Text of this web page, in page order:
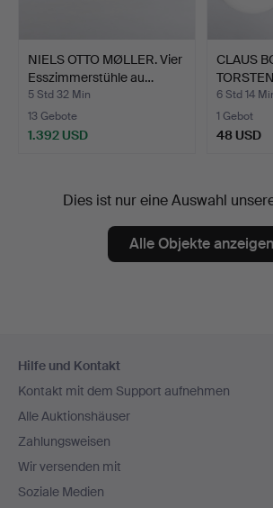
NIELS OTTO MØLLER. Vier
Esszimmerstühle au…
5 Std 32 Min
13 Gebote
1.392 USD
CLAUS
mit…
6 Std 14
1 Gebot
48 USD
Dies ist nur eine Auswahl
Alle Objekte anzeigen
Navigation
Hilfe und Kontakt
Kontakt mit dem Support aufnehmen
Alle Auktionshäuser
Zahlungsweisen
Wir versenden mit
Soziale Medien